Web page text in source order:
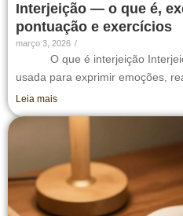
Interjeição — o que é,
pontuação e exercícios
março 3, 2026 /
O que é interjeição
usada para exprimir emoções,
Leia mais